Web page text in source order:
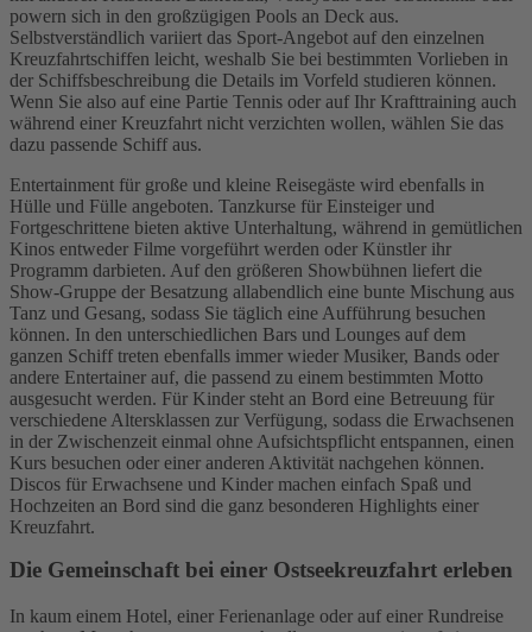
powern sich in den großzügigen Pools an Deck aus.
Selbstverständlich variiert das Sport-Angebot auf den einzelnen
Kreuzfahrtschiffen leicht, weshalb Sie bei bestimmten Vorlieben in
der Schiffsbeschreibung die Details im Vorfeld studieren können.
Wenn Sie also auf eine Partie Tennis oder auf Ihr Krafttraining auch
während einer Kreuzfahrt nicht verzichten wollen, wählen Sie das
dazu passende Schiff aus.
Entertainment für große und kleine Reisegäste wird ebenfalls in
Hülle und Fülle angeboten. Tanzkurse für Einsteiger und
Fortgeschrittene bieten aktive Unterhaltung, während in gemütlichen
Kinos entweder Filme vorgeführt werden oder Künstler ihr
Programm darbieten. Auf den größeren Showbühnen liefert die
Show-Gruppe der Besatzung allabendlich eine bunte Mischung aus
Tanz und Gesang, sodass Sie täglich eine Aufführung besuchen
können. In den unterschiedlichen Bars und Lounges auf dem
ganzen Schiff treten ebenfalls immer wieder Musiker, Bands oder
andere Entertainer auf, die passend zu einem bestimmten Motto
ausgesucht werden. Für Kinder steht an Bord eine Betreuung für
verschiedene Altersklassen zur Verfügung, sodass die Erwachsenen
in der Zwischenzeit einmal ohne Aufsichtspflicht entspannen, einen
Kurs besuchen oder einer anderen Aktivität nachgehen können.
Discos für Erwachsene und Kinder machen einfach Spaß und
Hochzeiten an Bord sind die ganz besonderen Highlights einer
Kreuzfahrt.
Die Gemeinschaft bei einer Ostseekreuzfahrt erleben
In kaum einem Hotel, einer Ferienanlage oder auf einer Rundreise